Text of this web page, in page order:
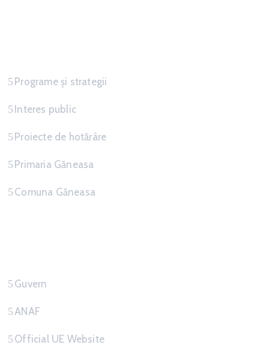
Programe și strategii
Interes public
Proiecte de hotărâre
Primaria Găneasa
Comuna Găneasa
Guvern
ANAF
Official UE Website